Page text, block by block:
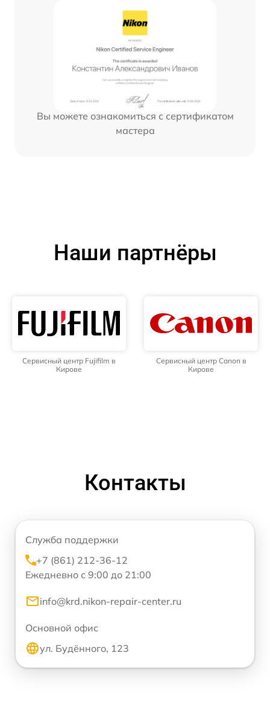
Вы можете ознакомиться с сертификатом
мастера
Наши партнёры
Сервисный центр Fujifilm в
Кирове
Сервисный центр Canon в
Кирове
Контакты
Служба поддержки
+7 (861) 212-36-12
Ежедневно с 9:00 до 21:00
info@krd.nikon-repair-center.ru
Основной офис
ул. Будённого, 123